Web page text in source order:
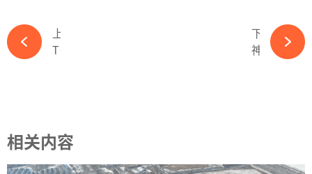
TOP 6！正泰新能2023上半年组件出货迅猛增长-365wm完美体育官网
下一篇
神秘客户A与TCL中环，如何帮接线盒小企业泽润新能逆天改命？-365wm完美体育官网
相关内容